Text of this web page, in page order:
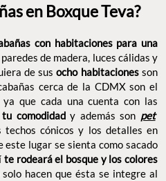
en Boxque Teva?
con habitaciones para una
paredes de madera, luces cálidas y
de sus ocho habitacionesson
cerca de la CDMX son el
ya que cada una cuenta con las
comodidady además son pet
cónicos y los detalles en
este lugar se sienta como sacado
te rodeará el bosque y los colores
solo hacen que ésta se integre al